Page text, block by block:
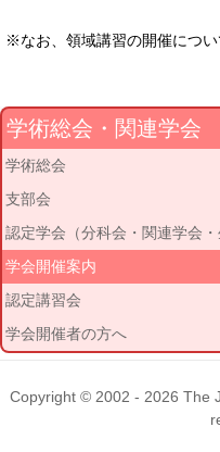
※なお、領域講習の開催につい
学術総会・関連学会
学術総会
支部会
認定学会（分科会・関連学会・
学会開催案内
認定講習会
学会開催者の方へ
Copyright © 2002 - 2026 The